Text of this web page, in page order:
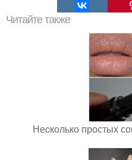
Читайте также
Неcколько простых